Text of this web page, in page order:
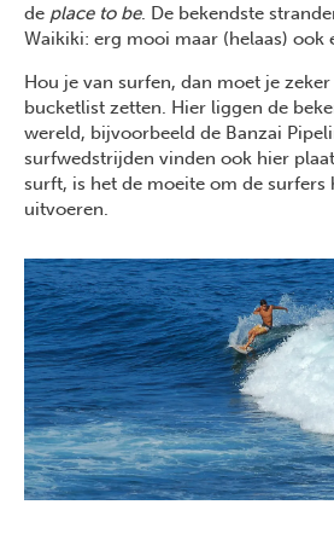
de place to be. De bekendste
Waikiki: erg mooi maar (helaas) ook
Hou je van surfen, dan moet je
bucketlist zetten. Hier liggen de
wereld, bijvoorbeeld de Banzai
surfwedstrijden vinden ook hier
surft, is het de moeite om de surfers
uitvoeren.